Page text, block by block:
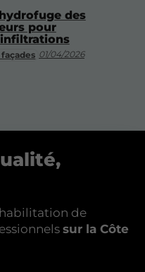
01/04/2026
des
pour
de
sur la Côte